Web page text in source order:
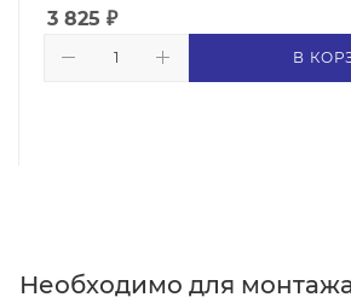
3 825 ₽
В
Необходимо для